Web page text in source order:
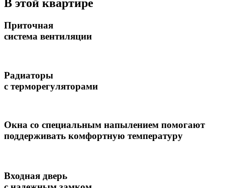
В этой квартире
Приточная
система вентиляции
Радиаторы
с терморегуляторами
Окна со специальным напылением помогают
поддерживать комфортную температуру
Входная дверь